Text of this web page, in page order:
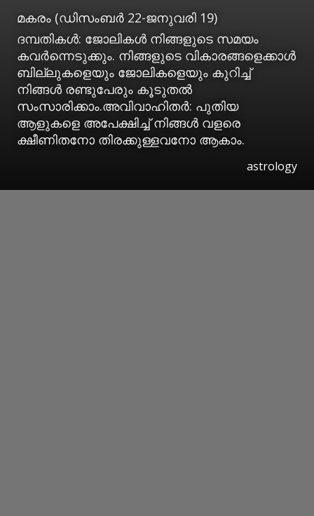
മകരം (ഡിസംബര്‍ 22-ജനുവരി 19)
ദമ്പതികള്‍: ജോലികള്‍ നിങ്ങളുടെ സമയം
കവര്‍ന്നെടുക്കും. നിങ്ങളുടെ വികാരങ്ങളെക്കാള്‍
ബില്ലുകളെയും ജോലികളെയും കുറിച്ച്
നിങ്ങള്‍ രണ്ടുപേരും കൂടുതല്‍
സംസാരിക്കാം.അവിവാഹിതര്‍: പുതിയ
ആളുകളെ അപേക്ഷിച്ച് നിങ്ങള്‍ വളരെ
ക്ഷീണിതനോ തിരക്കുള്ളവനോ ആകാം.
astrology